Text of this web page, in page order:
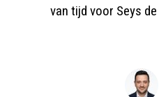
van tijd voor Seys